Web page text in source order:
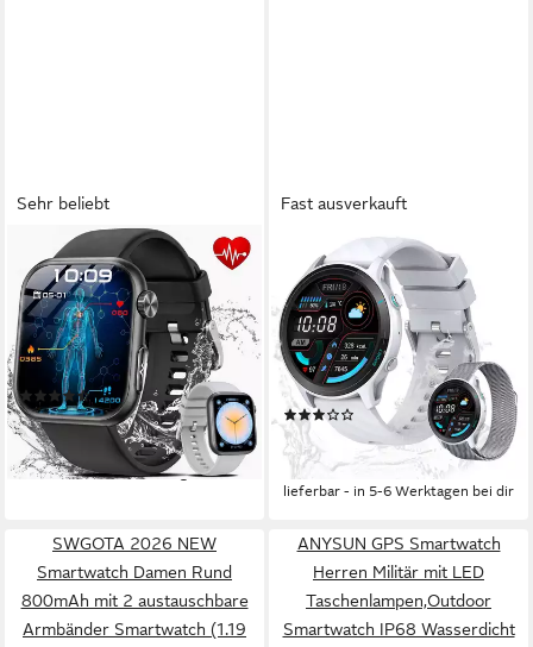
Sehr beliebt
SWGOTA
Smartwatch Damen Herren
EKG+PPG/Blutdruck/SpO₂/BMI-
Überwachung Smartwatch
720 Std. Akkulaufzeit
(70)
54,99 € UVP179,99 €
-69%
lieferbar - in 2-3 Werktagen bei dir
Fast ausverkauft
VALDUS
Herren's & Damen's IP68
Wasserdicht Fitness-Tracker
Telefonfunktion Smartwatch
120 Std. Akkulaufzeit
Android/iOS Betriebssystem
(1)
94,22 € UVP 143,53 €
-34%
lieferbar - in 5-6 Werktagen bei dir
SWGOTA 2026 NEW
Smartwatch Damen Rund
800mAh mit 2 austauschbare
Armbänder Smartwatch (1.19
ANYSUN GPS Smartwatch
Herren Militär mit LED
Taschenlampen,Outdoor
Smartwatch IP68 Wasserdicht